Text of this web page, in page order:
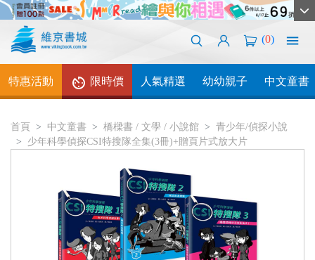
(0)
特惠活動 限時價 人氣精選 幼幼親子 中文童書
首頁 中文童書 橋樑書 / 文學 / 小說館
青少年/偵探小說
少年科學偵探CSI特搜隊全集(3冊)+贈頁片式放大片